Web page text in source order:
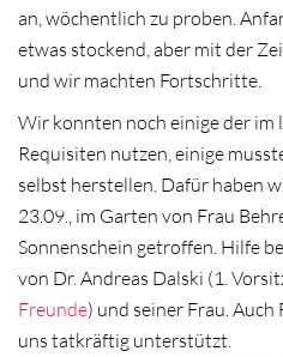
an, wöchentlich zu proben.
etwas stockend, aber mit der
und wir machten Fortschritte.
Wir konnten noch einige der
Requisiten nutzen, einige
selbst herstellen. Dafür haben
23.09., im Garten von Frau
Sonnenschein getroffen. Hilfe
von Dr. Andreas Dalski (1.
Freunde) und seiner Frau.
uns tatkräftig unterstützt.